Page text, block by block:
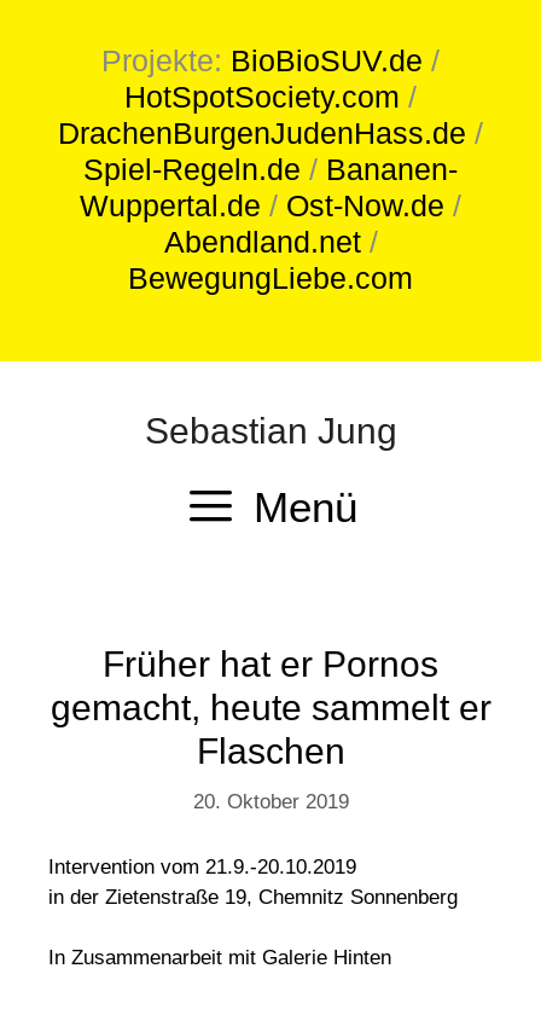
Projekte: BioBioSUV.de /
HotSpotSociety.com /
DrachenBurgenJudenHass.de /
Spiel-Regeln.de / Bananen-
Wuppertal.de / Ost-Now.de /
Abendland.net /
BewegungLiebe.com
Sebastian Jung
Menü
Früher hat er Pornos
gemacht, heute sammelt er
Flaschen
20. Oktober 2019
Intervention vom 21.9.-20.10.2019
in der Zietenstraße 19, Chemnitz Sonnenberg
In Zusammenarbeit mit Galerie Hinten